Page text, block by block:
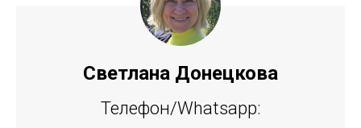
Светлана Донецкова
Телефон/Whatsapp: